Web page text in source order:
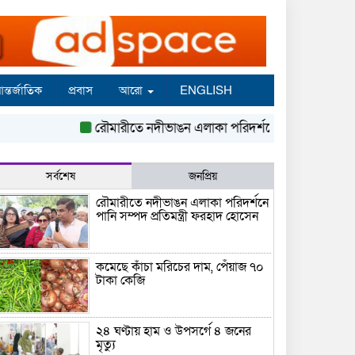
প্রবাস আরো ENGLISH
রৌমারীতে নদীভাঙন এলাকা পরিদর্শনে পানি সম্পদ
সর্বশেষ জনপ্রিয়
রৌমারীতে নদীভাঙন এলাকা পরিদর্শনে
পানি সম্পদ প্রতিমন্ত্রী ফরহাদ হোসেন
কমেছে কাঁচা মরিচের দাম, পেঁয়াজ ৭০
টাকা কেজি
২৪ ঘণ্টায় হাম ও উপসর্গে ৪ জনের
মৃত্যু